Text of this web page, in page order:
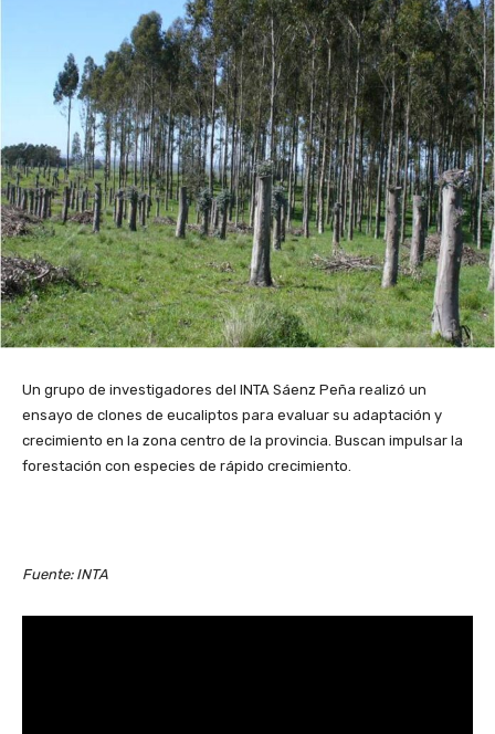
Un grupo de investigadores del INTA Sáenz Peña realizó un
ensayo de clones de eucaliptos para evaluar su adaptación y
crecimiento en la zona centro de la provincia. Buscan impulsar la
forestación con especies de rápido crecimiento.
Fuente: INTA